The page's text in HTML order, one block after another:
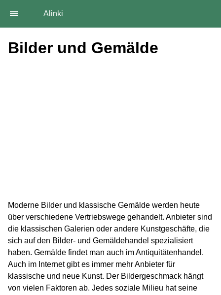
Alinki
Bilder und Gemälde
Moderne Bilder und klassische Gemälde werden heute
über verschiedene Vertriebswege gehandelt. Anbieter sind
die klassischen Galerien oder andere Kunstgeschäfte, die
sich auf den Bilder- und Gemäldehandel spezialisiert
haben. Gemälde findet man auch im Antiquitätenhandel.
Auch im Internet gibt es immer mehr Anbieter für
klassische und neue Kunst. Der Bildergeschmack hängt
von vielen Faktoren ab. Jedes soziale Milieu hat seine